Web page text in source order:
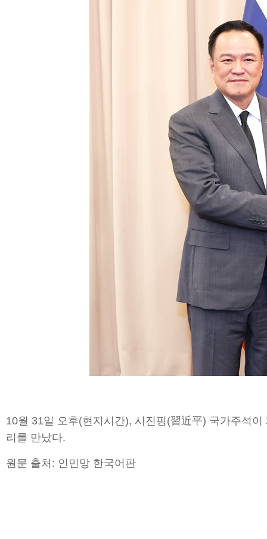
10월 31일 오후(현지시간), 시진핑(習近平) 국가주석
리를 만났다.
원문 출처: 인민망 한국어판